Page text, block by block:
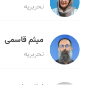
تحریریه
میثم قاسمی
تحریریه